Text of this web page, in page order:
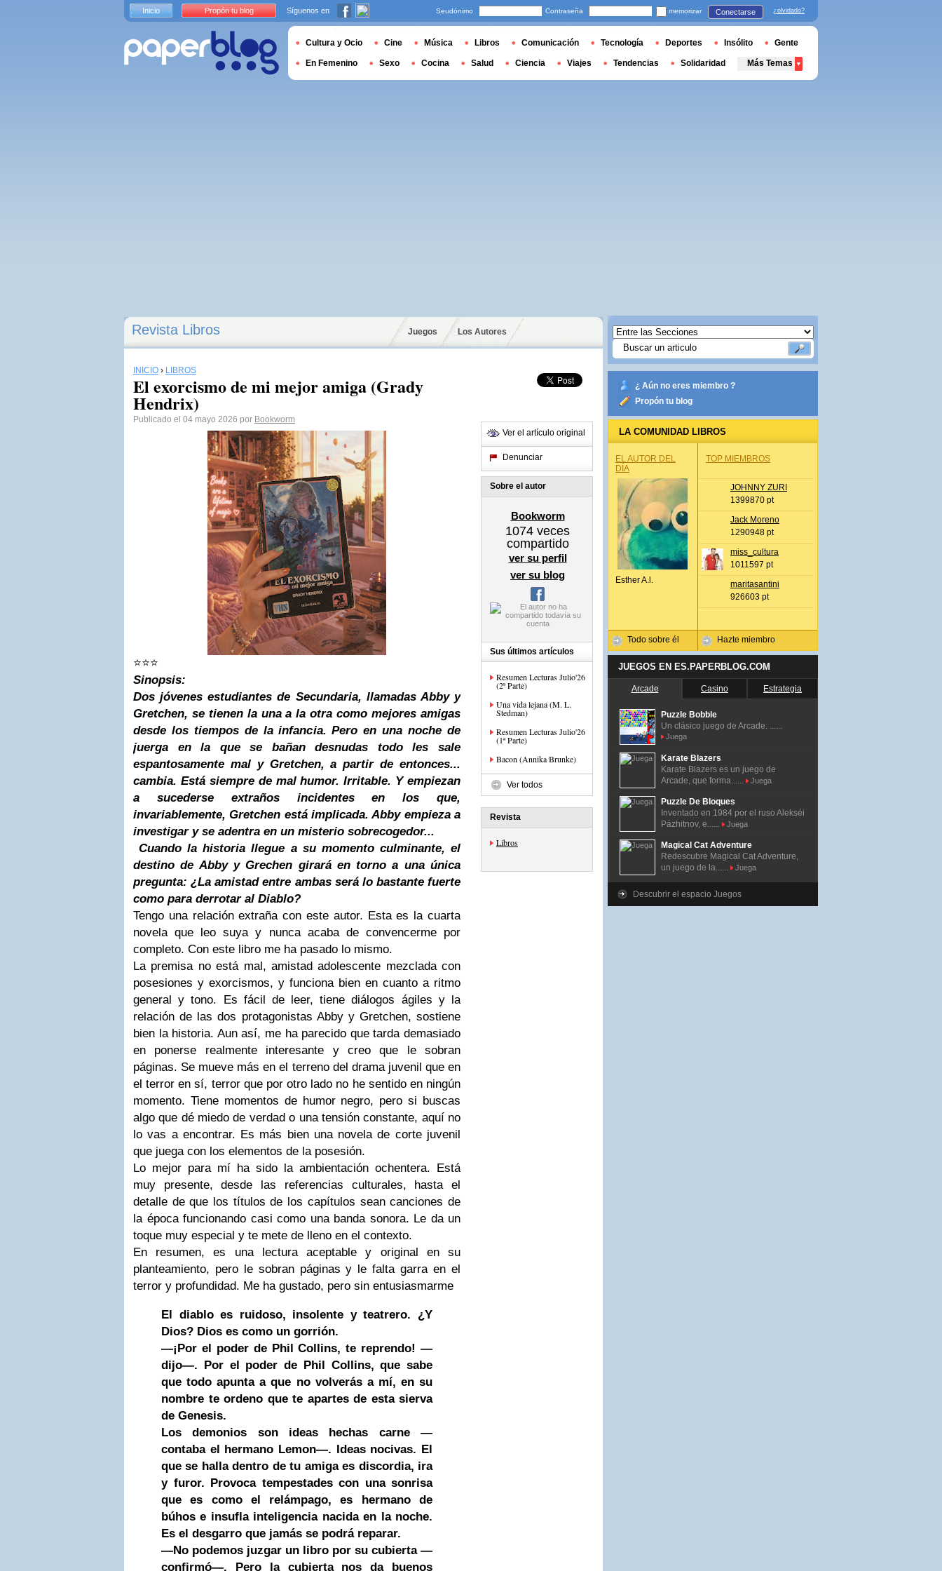
Revista Libros Juegos Los Autores
INICIO › LIBROS
El exorcismo de mi mejor amiga (Grady
Hendrix)
Publicado el 04 mayo 2026 por Bookworm
⭐⭐⭐
Sinopsis:
Dos jóvenes estudiantes de Secundaria, llamadas Abby y
Gretchen, se tienen la una a la otra como mejores amigas
desde los tiempos de la infancia. Pero en una noche de
juerga en la que se bañan desnudas todo les sale
espantosamente mal y Gretchen, a partir de entonces...
cambia. Está siempre de mal humor. Irritable. Y empiezan
a sucederse extraños incidentes en los que,
invariablemente, Gretchen está implicada. Abby empieza a
investigar y se adentra en un misterio sobrecogedor...
Cuando la historia llegue a su momento culminante, el
destino de Abby y Grechen girará en torno a una única
pregunta: ¿La amistad entre ambas será lo bastante fuerte
como para derrotar al Diablo?
Tengo una relación extraña con este autor. Esta es la cuarta
novela que leo suya y nunca acaba de convencerme por
completo. Con este libro me ha pasado lo mismo.
La premisa no está mal, amistad adolescente mezclada con
posesiones y exorcismos, y funciona bien en cuanto a ritmo
general y tono. Es fácil de leer, tiene diálogos ágiles y la
relación de las dos protagonistas Abby y Gretchen, sostiene
bien la historia. Aun así, me ha parecido que tarda demasiado
en ponerse realmente interesante y creo que le sobran
páginas. Se mueve más en el terreno del drama juvenil que en
el terror en sí, terror que por otro lado no he sentido en ningún
momento. Tiene momentos de humor negro, pero si buscas
algo que dé miedo de verdad o una tensión constante, aquí no
lo vas a encontrar. Es más bien una novela de corte juvenil
que juega con los elementos de la posesión.
Lo mejor para mí ha sido la ambientación ochentera. Está
muy presente, desde las referencias culturales, hasta el
detalle de que los títulos de los capítulos sean canciones de
la época funcionando casi como una banda sonora. Le da un
toque muy especial y te mete de lleno en el contexto.
En resumen, es una lectura aceptable y original en su
planteamiento, pero le sobran páginas y le falta garra en el
terror y profundidad. Me ha gustado, pero sin entusiasmarme
El diablo es ruidoso, insolente y teatrero. ¿Y
Dios? Dios es como un gorrión.
—¡Por el poder de Phil Collins, te reprendo! —
dijo—. Por el poder de Phil Collins, que sabe
que todo apunta a que no volverás a mí, en su
nombre te ordeno que te apartes de esta sierva
de Genesis.
Los demonios son ideas hechas carne —
contaba el hermano Lemon—. Ideas nocivas. El
que se halla dentro de tu amiga es discordia, ira
y furor. Provoca tempestades con una sonrisa
que es como el relámpago, es hermano de
búhos e insufla inteligencia nacida en la noche.
Es el desgarro que jamás se podrá reparar.
—No podemos juzgar un libro por su cubierta —
confirmó—. Pero la cubierta nos da buenos
Ver el artículo original
Denunciar
Sobre el autor
Bookworm
1074 veces
compartido
ver su perfil
ver su blog
Sus últimos artículos
Resumen Lecturas Julio'26
(2ª Parte)
Una vida lejana (M. L.
Stedman)
Resumen Lecturas Julio'26
(1ª Parte)
Bacon (Annika Brunke)
Ver todos
Revista
Libros
¿ Aún no eres miembro ?
Propón tu blog
LA COMUNIDAD LIBROS
EL AUTOR DEL
DÍA
Esther A.l.
Todo sobre él
TOP MIEMBROS
JOHNNY ZURI
1399870 pt
Jack Moreno
1290948 pt
miss_cultura
1011597 pt
maritasantini
926603 pt
Hazte miembro
JUEGOS EN ES.PAPERBLOG.COM
Arcade Casino Estrategia
Puzzle Bobble
Un clásico juego de Arcade. ......
Juega
Karate Blazers
Karate Blazers es un juego de
Arcade, que forma......
Juega
Puzzle De Bloques
Inventado en 1984 por el ruso Alekséi
Pázhitnov, e......
Juega
Magical Cat Adventure
Redescubre Magical Cat Adventure,
un juego de la......
Juega
Descubrir el espacio Juegos
Inicio Propón tu blog Síguenos en Seudónimo Contraseña memorizar Conectarse ¿olvidado?
Cultura y Ocio Cine Música Libros Comunicación Tecnología Deportes Insólito Gente
En Femenino Sexo Cocina Salud Ciencia Viajes Tendencias Solidaridad Más Temas